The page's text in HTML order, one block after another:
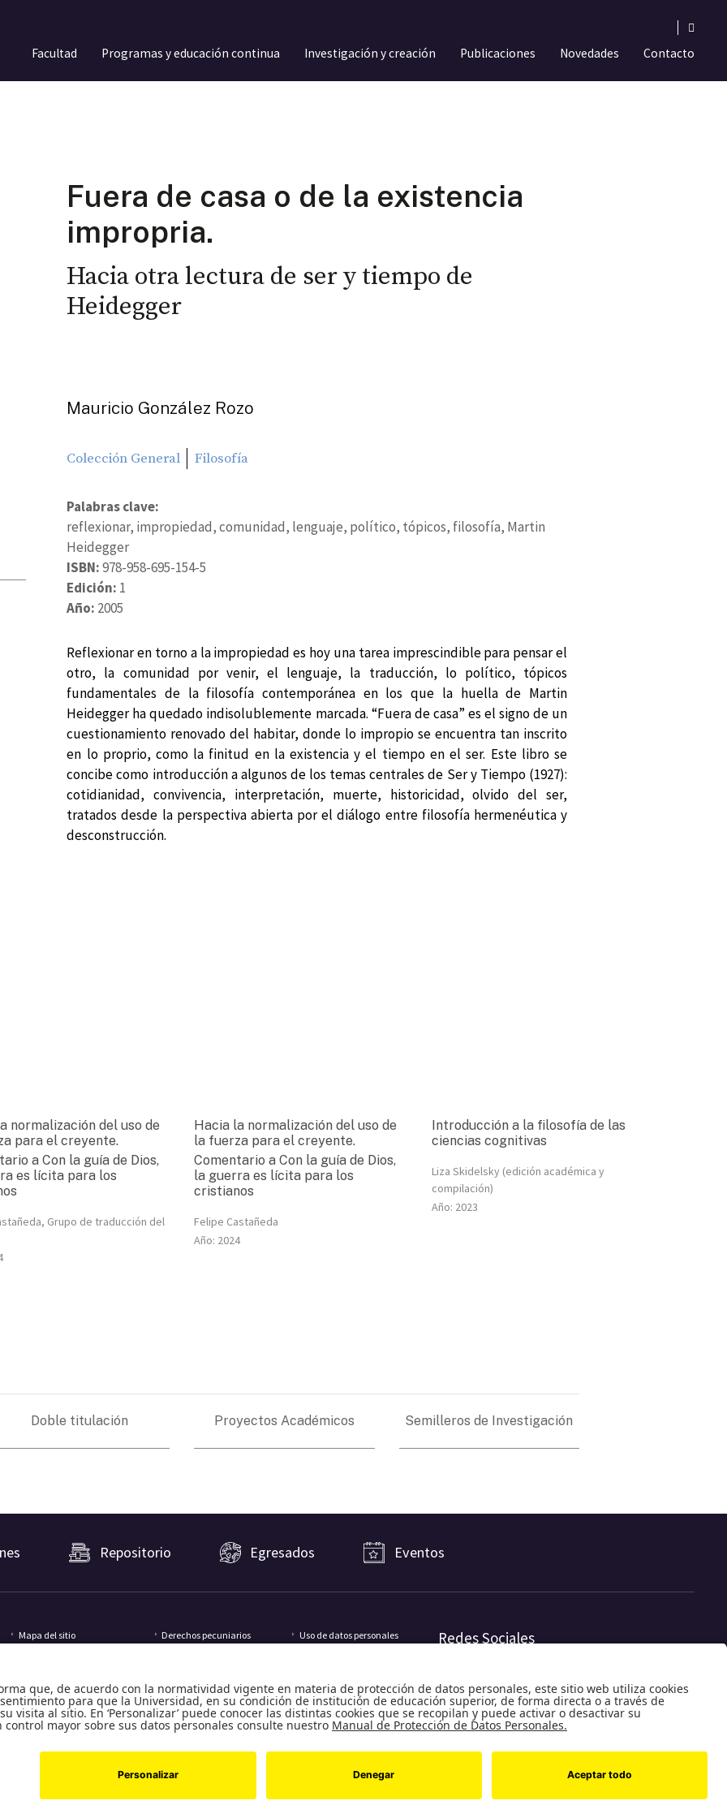
Facultad Programas y educación continua Investigación y creación Publicaciones Novedades Contacto
Fuera de casa o de la existencia
impropria.
Hacia otra lectura de ser y tiempo de
Heidegger
Mauricio González Rozo
Colección General Filosofía
Palabras clave:
reflexionar, impropiedad, comunidad, lenguaje, político, tópicos, filosofía, Martin
Heidegger
ISBN:978-958-695-154-5
Edición: 1
Año: 2005
Reflexionar en torno a la impropiedad es hoy una tarea imprescindible para pensar el
otro, la comunidad por venir, el lenguaje, la traducción, lo político, tópicos
fundamentales de la filosofía contemporánea en los que la huella de Martin
Heidegger ha quedado indisolublemente marcada. “Fuera de casa” es el signo de un
cuestionamiento renovado del habitar, donde lo impropio se encuentra tan inscrito
en lo proprio, como la finitud en la existencia y el tiempo en el ser. Este libro se
concibe como introducción a algunos de los temas centrales de Ser y Tiempo (1927):
cotidianidad, convivencia, interpretación, muerte, historicidad, olvido del ser,
tratados desde la perspectiva abierta por el diálogo entre filosofía hermenéutica y
desconstrucción.
normalización del uso de
para el creyente.
a Con la guía de Dios,
es lícita para los
Grupo de traducción del
Hacia la normalización del uso de
la fuerza para el creyente.
Comentario a Con la guía de Dios,
la guerra es lícita para los
cristianos
Felipe Castañeda
Año: 2024
Introducción a la filosofía de las
ciencias cognitivas
Liza Skidelsky (edición académica y
compilación)
Año: 2023
Doble titulación Proyectos Académicos Semilleros de Investigación
Repositorio Egresados Eventos
Mapa del sitio
Convivencia y transparencia
Preguntas frecuentes
Derechos pecuniarios
Transparencia y acceso a
información pública
Reglamentos de
estudiantes
Uso de datos personales
Centro deportivo
Coffee Time
Sala Rosetta
Redes Sociales
Universidad de los Andes | Vigilada MinEducación
Reconocimiento como Universidad: Decreto 1297 del 30 de mayo de
1964.